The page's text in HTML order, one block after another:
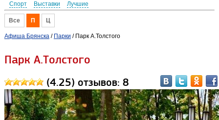
Спорт
Выставки Лучшие
Все П Ц
Афиша Брянска/ Парки / Парк А.Толстого
Парк А.Толстого
(4.25) отзывов: 8